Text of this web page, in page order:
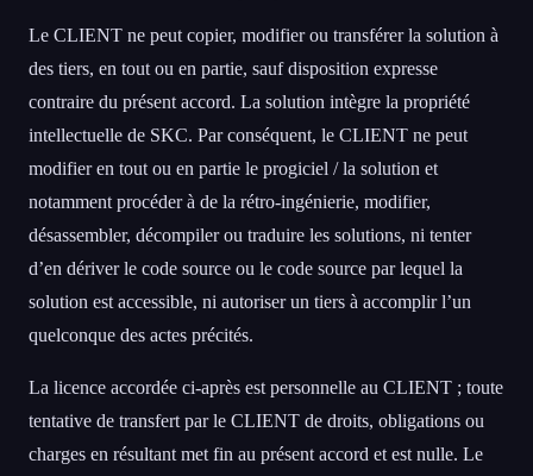
Le CLIENT ne peut copier, modifier ou transférer la solution à
des tiers, en tout ou en partie, sauf disposition expresse
contraire du présent accord. La solution intègre la propriété
intellectuelle de SKC. Par conséquent, le CLIENT ne peut
modifier en tout ou en partie le progiciel / la solution et
notamment procéder à de la rétro-ingénierie, modifier,
désassembler, décompiler ou traduire les solutions, ni tenter
d’en dériver le code source ou le code source par lequel la
solution est accessible, ni autoriser un tiers à accomplir l’un
quelconque des actes précités.
La licence accordée ci-après est personnelle au CLIENT ; toute
tentative de transfert par le CLIENT de droits, obligations ou
charges en résultant met fin au présent accord et est nulle. Le